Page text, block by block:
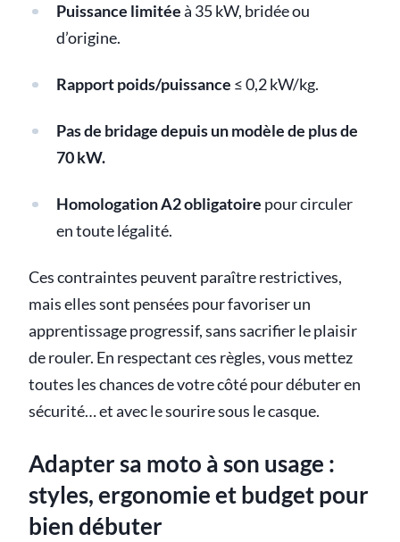
Puissance limitéeà 35 kW, bridée ou
d’origine.
Rapport poids/puissance ≤ 0,2 kW/kg.
Pas de bridage depuis un modèle de plus de
70 kW.
Homologation A2 obligatoire pour circuler
en toute légalité.
Ces contraintes peuvent paraître restrictives,
mais elles sont pensées pour favoriser un
apprentissage progressif, sans sacrifier le plaisir
de rouler. En respectant ces règles, vous mettez
toutes les chances de votre côté pour débuter en
sécurité… et avec le sourire sous le casque.
Adapter sa moto à son usage :
styles, ergonomie et budget pour
bien débuter